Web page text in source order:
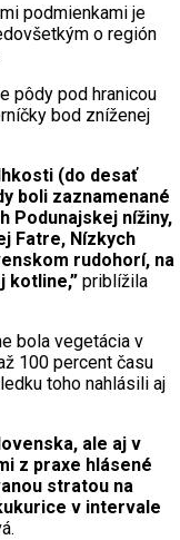
podmienkami je
o región
pôdy pod hranicou
bod zníženej
(do desať
boli zaznamenané
Podunajskej nížiny,
Fatre, Nízkych
rudohorí, na
kotline,” priblížila
bola vegetácia v
100 percent času
toho nahlásili aj
ale aj v
z praxe hlásené
stratou na
v intervale